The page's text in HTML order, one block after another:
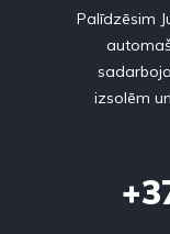
Palīdzēsim
izsolēm